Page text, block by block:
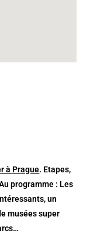
à Prague. Etapes,
programme : Les
un
musées super